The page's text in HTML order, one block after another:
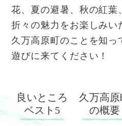
花、夏の避暑、秋の紅葉
折々の魅力をお楽しみい
久万高原町のことを知っ
遊びに来てください！
良いところ
ベスト5
久万高
の概要